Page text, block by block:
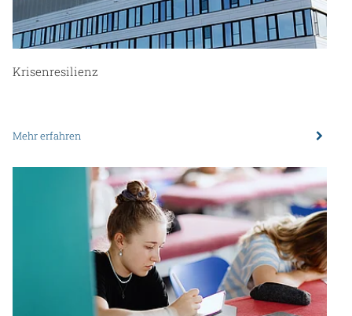
Krisenresilienz
Mehr erfahren